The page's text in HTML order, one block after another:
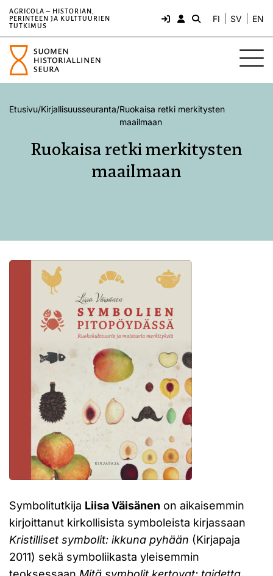
AGRICOLA – HISTORIAN,
PERINTEEN JA KULTTUURIEN
TUTKIMUS
FI SV EN
Etusivu/Kirjallisuusseuranta/Ruokaisa retki merkitysten
maailmaan
Ruokaisa retki merkitysten
maailmaan
Symbolitutkija Liisa Väisänen on aikaisemmin
kirjoittanut kirkollisista symboleista kirjassaan
Kristilliset symbolit: ikkuna pyhään (Kirjapaja
2011) sekä symboliikasta yleisemmin